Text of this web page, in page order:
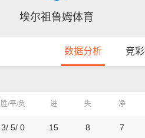
埃尔祖鲁姆体育
数据分析 竞
胜/平/负 进 失 净
3/ 5/ 0 15 8 7